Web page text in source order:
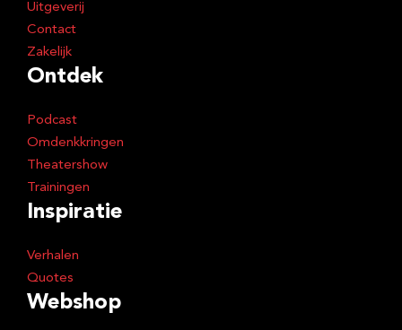
Uitgeverij
Contact
Zakelijk
Ontdek
Podcast
Omdenkkringen
Theatershow
Trainingen
Inspiratie
Verhalen
Quotes
Webshop